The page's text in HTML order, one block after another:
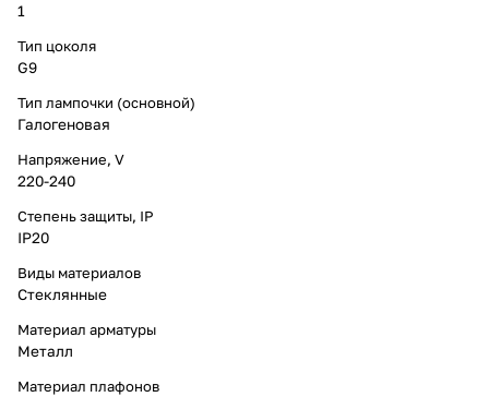
1
Тип цоколя
G9
Тип лампочки (основной)
Галогеновая
Напряжение, V
220-240
Степень защиты, IP
IP20
Виды материалов
Стеклянные
Материал арматуры
Металл
Материал плафонов